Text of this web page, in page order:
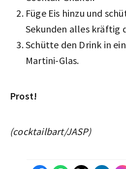
Füge Eis hinzu und
Sekunden alles kräftig
Schütte den Drink in
Martini-Glas.
Prost!
(cocktailbart/JASP)